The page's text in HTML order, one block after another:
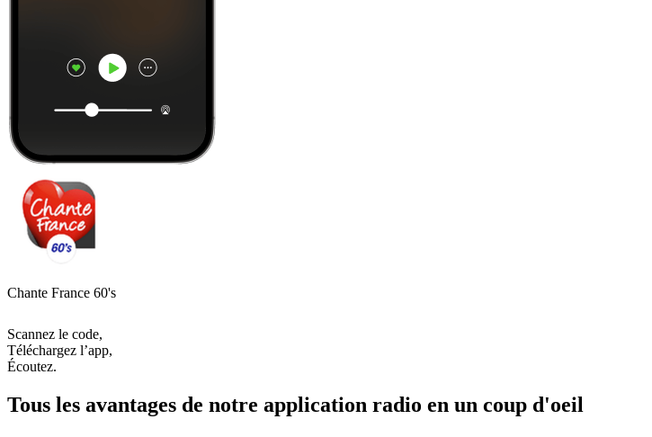
Chante France 60's
Scannez le code,
Téléchargez l’app,
Écoutez.
Tous les avantages de notre application radio en un coup d'oeil